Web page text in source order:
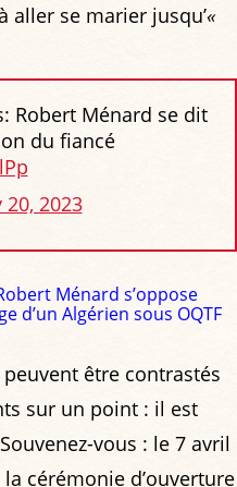
aller se marier jusqu’«
Robert Ménard se dit
du fiancé
20, 2023
Ménard s’oppose
d’un Algérien sous OQTF
être contrastés
sur un point : il est
vous : le 7 avril
cérémonie d’ouverture